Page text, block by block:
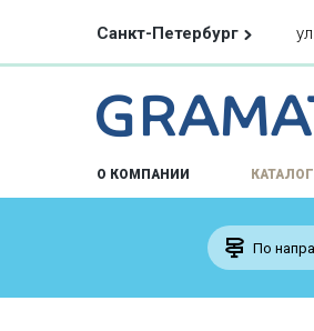
Санкт-Петербург
О КОМПАНИИ КАТАЛОГ
По